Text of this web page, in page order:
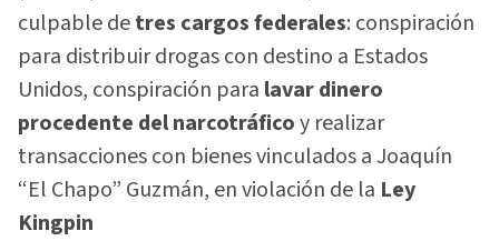
culpable detres cargos federales: conspiración
para distribuir drogas con destino a Estados
Unidos, conspiración para lavar dinero
procedente del narcotráficoy realizar
transacciones con bienes vinculados a Joaquín
“El Chapo” Guzmán, en violación de la Ley
Kingpin